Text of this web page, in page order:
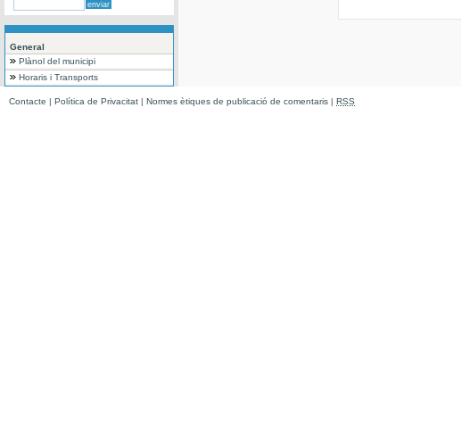
General
Plànol del municipi
Horaris i Transports
Contacte | Política de Privacitat | Normes ètiques de publicació de comentaris | RSS